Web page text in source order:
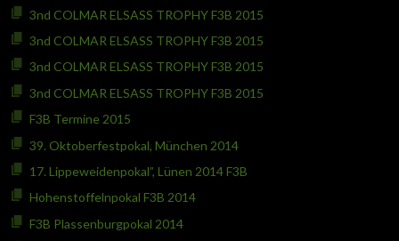
3nd COLMAR ELSASS TROPHY F3B 2015
3nd COLMAR ELSASS TROPHY F3B 2015
3nd COLMAR ELSASS TROPHY F3B 2015
3nd COLMAR ELSASS TROPHY F3B 2015
F3B Termine 2015
39. Oktoberfestpokal, München 2014
17. Lippeweidenpokal”, Lünen 2014 F3B
Hohenstoffelnpokal F3B 2014
F3B Plassenburgpokal 2014